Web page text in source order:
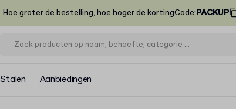
Hoe groter de bestelling, hoe hoger de kortingCode:PACKUP
Stalen Aanbiedingen